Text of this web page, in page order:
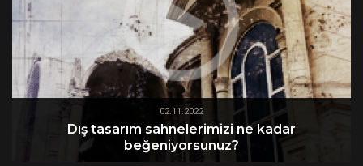
02.11.2022
Dış tasarım sahnelerimizi ne kadar
beğeniyorsunuz?